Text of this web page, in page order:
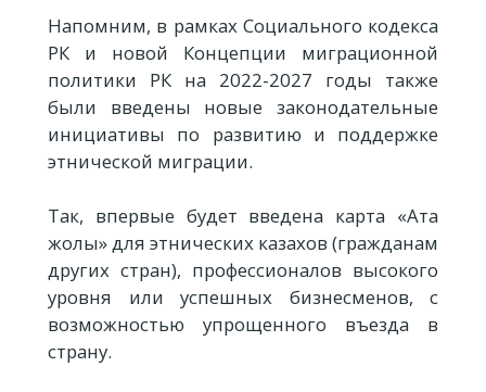
Напомним, в рамках Социального кодекса
РК и новой Концепции миграционной
политики РК на 2022-2027 годы также
были введены новые законодательные
инициативы по развитию и поддержке
этнической миграции.
Так, впервые будет введена карта «Ата
жолы» для этнических казахов (гражданам
других стран), профессионалов высокого
уровня или успешных бизнесменов, с
возможностью упрощенного въезда в
страну.